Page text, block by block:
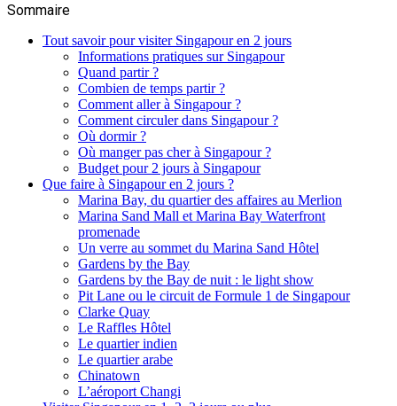
Sommaire
Tout savoir pour visiter Singapour en 2 jours
Informations pratiques sur Singapour
Quand partir ?
Combien de temps partir ?
Comment aller à Singapour ?
Comment circuler dans Singapour ?
Où dormir ?
Où manger pas cher à Singapour ?
Budget pour 2 jours à Singapour
Que faire à Singapour en 2 jours ?
Marina Bay, du quartier des affaires au Merlion
Marina Sand Mall et Marina Bay Waterfront
promenade
Un verre au sommet du Marina Sand Hôtel
Gardens by the Bay
Gardens by the Bay de nuit : le light show
Pit Lane ou le circuit de Formule 1 de Singapour
Clarke Quay
Le Raffles Hôtel
Le quartier indien
Le quartier arabe
Chinatown
L’aéroport Changi